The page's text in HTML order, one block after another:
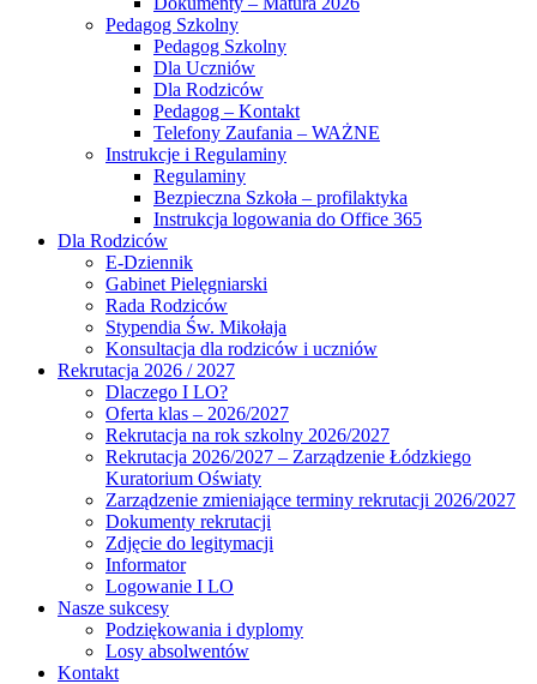
Pedagog Szkolny
Pedagog Szkolny
Dla Uczniów
Dla Rodziców
Pedagog – Kontakt
Telefony Zaufania – WAŻNE
Instrukcje i Regulaminy
Regulaminy
Bezpieczna Szkoła – profilaktyka
Instrukcja logowania do Office 365
Dla Rodziców
E-Dziennik
Gabinet Pielęgniarski
Rada Rodziców
Stypendia Św. Mikołaja
Konsultacja dla rodziców i uczniów
Rekrutacja 2026 / 2027
Dlaczego I LO?
Oferta klas – 2026/2027
Rekrutacja na rok szkolny 2026/2027
Rekrutacja 2026/2027 – Zarządzenie Łódzkiego
Kuratorium Oświaty
Zarządzenie zmieniające terminy rekrutacji 2026/2027
Dokumenty rekrutacji
Zdjęcie do legitymacji
Informator
Logowanie I LO
Nasze sukcesy
Podziękowania i dyplomy
Losy absolwentów
Kontakt